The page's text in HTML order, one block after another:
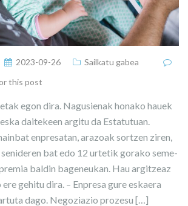
2023-09-26
Sailkatu gabea
this post
egon dira. Nagusienak honako hauek
daitekeen argitu da Estatutuan.
enpresatan, arazoak sortzen ziren,
bat edo 12 urtetik gorako seme-
baldin bageneukan. Hau argitzeaz
gehitu dira. – Enpresa gure eskaera
dago. Negoziazio prozesu […]